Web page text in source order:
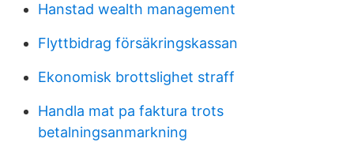
Hanstad wealth management
Flyttbidrag försäkringskassan
Ekonomisk brottslighet straff
Handla mat pa faktura trots
betalningsanmarkning